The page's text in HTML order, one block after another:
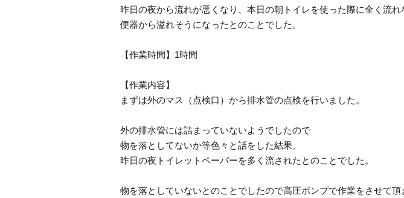
昨日の夜から流れが悪くなり、本日の朝トイレを使った際に全く流れ
便器から溢れそうになったとのことでした。
【作業時間】1時間
【作業内容】
まずは外のマス（点検口）から排水管の点検を行いました。
外の排水管には詰まっていないようでしたので
物を落としてないか等色々と話をした結果、
昨日の夜トイレットペーパーを多く流されたとのことでした。
物を落としていないとのことでしたので高圧ポンプで作業をさせて頂